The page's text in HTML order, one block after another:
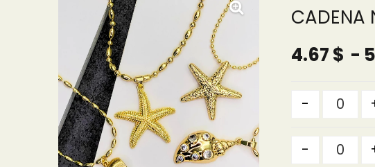
CADENA
4.67$ -
Quantity
-
Quantity
-